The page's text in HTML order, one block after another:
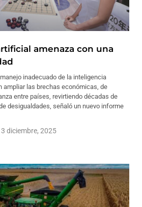
amenaza con una
inadecuado de la inteligencia
ampliar las brechas económicas, de
entre países, revirtiendo décadas de
desigualdades, señaló un nuevo informe
3 diciembre, 2025